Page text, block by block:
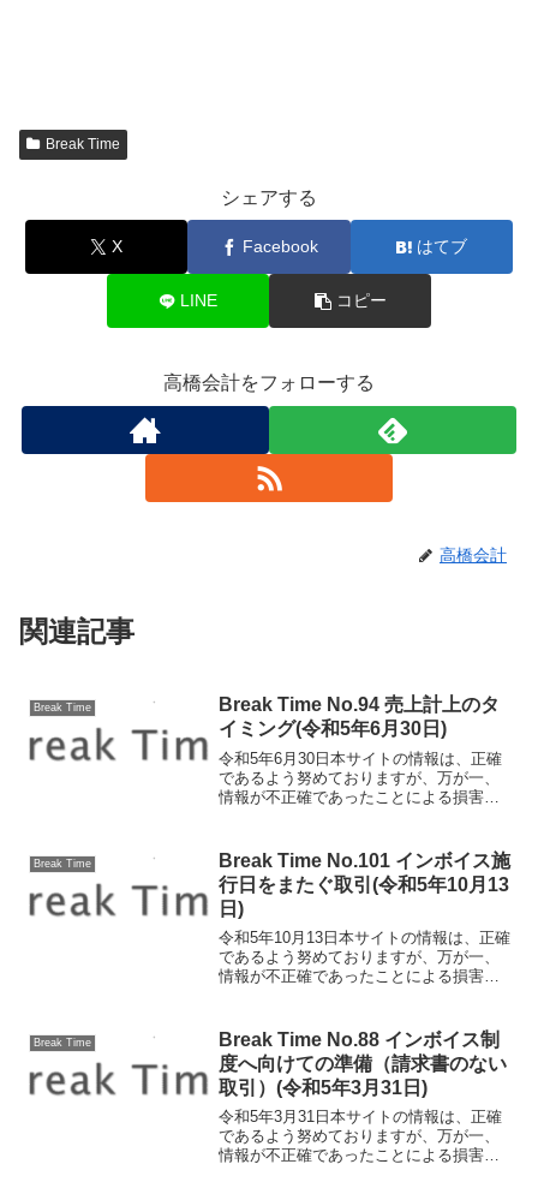
Break Time
シェアする
X Facebook はてブ
LINE コピー
高橋会計をフォローする
高橋会計
関連記事
Break Time
Break Time No.94 売上計上のタ
イミング(令和5年6月30日)
令和5年6月30日本サイトの情報は、正確
であるよう努めておりますが、万が一、
情報が不正確であったことによる損害に
も指摘を受けやすい売上計上のタイミン
グについて確認してい...
Break Time
Break Time No.101 インボイス施
行日をまたぐ取引(令和5年10月13
日)
令和5年10月13日本サイトの情報は、正確
であるよう努めておりますが、万が一、
情報が不正確であったことによる損害に
ついにインボイス制度の施行が開始され
ました。今回は...
Break Time
Break Time No.88 インボイス制
度へ向けての準備（請求書のない
取引）(令和5年3月31日)
令和5年3月31日本サイトの情報は、正確
であるよう努めておりますが、万が一、
情報が不正確であったことによる損害に